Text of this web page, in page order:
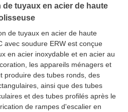
de tuyaux en acier de haute
de tuyaux en acier de haute
avec soudure ERW est conçue
en acier inoxydable et en acier au
les appareils ménagers et
produire des tubes ronds, des
ainsi que des tubes
et des tubes profilés après le
de rampes d'escalier en